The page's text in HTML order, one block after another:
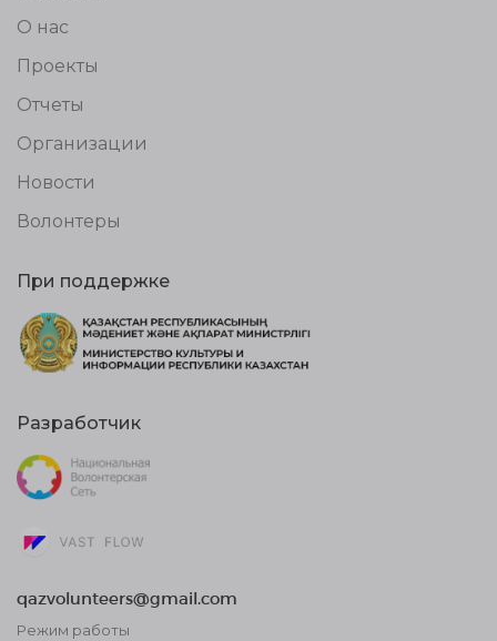
О нас
Проекты
Отчеты
Организации
Новости
Волонтеры
При поддержке
Разработчик
qazvolunteers@gmail.com
Режим работы